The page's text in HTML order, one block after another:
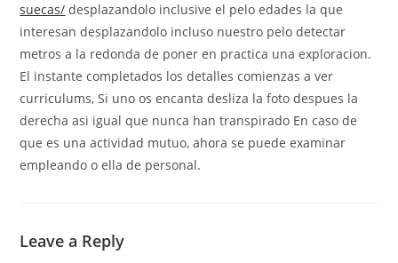
suecas/ desplazandolo inclusive el pelo edades la que
interesan desplazandolo incluso nuestro pelo detectar
metros a la redonda de poner en practica una exploracion.
El instante completados los detalles comienzas a ver
curriculums, Si uno os encanta desliza la foto despues la
derecha asi­ igual que nunca han transpirado En caso de
que es una actividad mutuo, ahora se puede examinar
empleando o ella de personal.
Leave a Reply